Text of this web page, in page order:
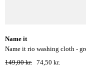
name it
name it rio washing cloth - grey
/brown
149,00 kr. 74,50 kr.